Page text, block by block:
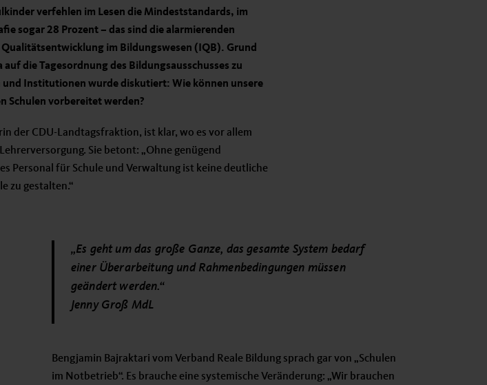
verfehlen im Lesen die Mindeststandards, im
sogar 28 Prozent – das sind die alarmierenden
im Bildungswesen (IQB). Grund
die Tagesordnung des Bildungsausschusses zu
und Institutionen wurde diskutiert: Wie können unsere
Schulen vorbereitet werden?
der CDU-Landtagsfraktion, ist klar, wo es vor allem
Sie betont: „Ohne genügend
Personal für Schule und Verwaltung ist keine deutliche
zu gestalten.“
„Es geht um das große Ganze, das gesamte System bedarf
einer Überarbeitung und Rahmenbedingungen müssen
geändert werden.“
Jenny Groß MdL
Bengjamin Bajraktari vom Verband Reale Bildung sprach gar von „Schulen
im Notbetrieb“. Es brauche eine systemische Veränderung: „Wir brauchen